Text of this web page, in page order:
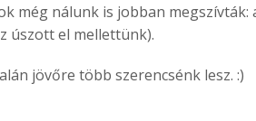
még nálunk is jobban megszívták:
úszott el mellettünk).
jövőre több szerencsénk lesz. :)